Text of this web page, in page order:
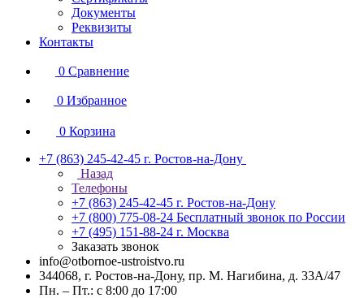
Документы
Реквизиты
Контакты
0 Сравнение
0 Избранное
0 Корзина
+7 (863) 245-42-45 г. Ростов-на-Дону
Назад
Телефоны
+7 (863) 245-42-45 г. Ростов-на-Дону
+7 (800) 775-08-24 Бесплатный звонок по России
+7 (495) 151-88-24 г. Москва
Заказать звонок
info@otbornoe-ustroistvo.ru
344068, г. Ростов-на-Дону, пр. М. Нагибина, д. 33А/47
Пн. – Пт.: с 8:00 до 17:00